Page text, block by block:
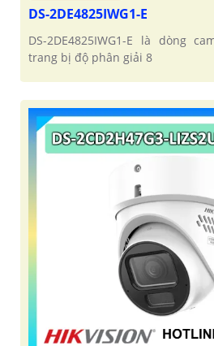
DS-2DE4825IWG1-E
DS-2DE4825IWG1-E là dòng
trang bị độ phân giải 8